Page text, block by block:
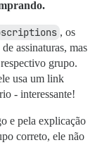
, os
assinaturas, mas
grupo.
usa um link
- interessante!
e pela explicação
correto, ele não